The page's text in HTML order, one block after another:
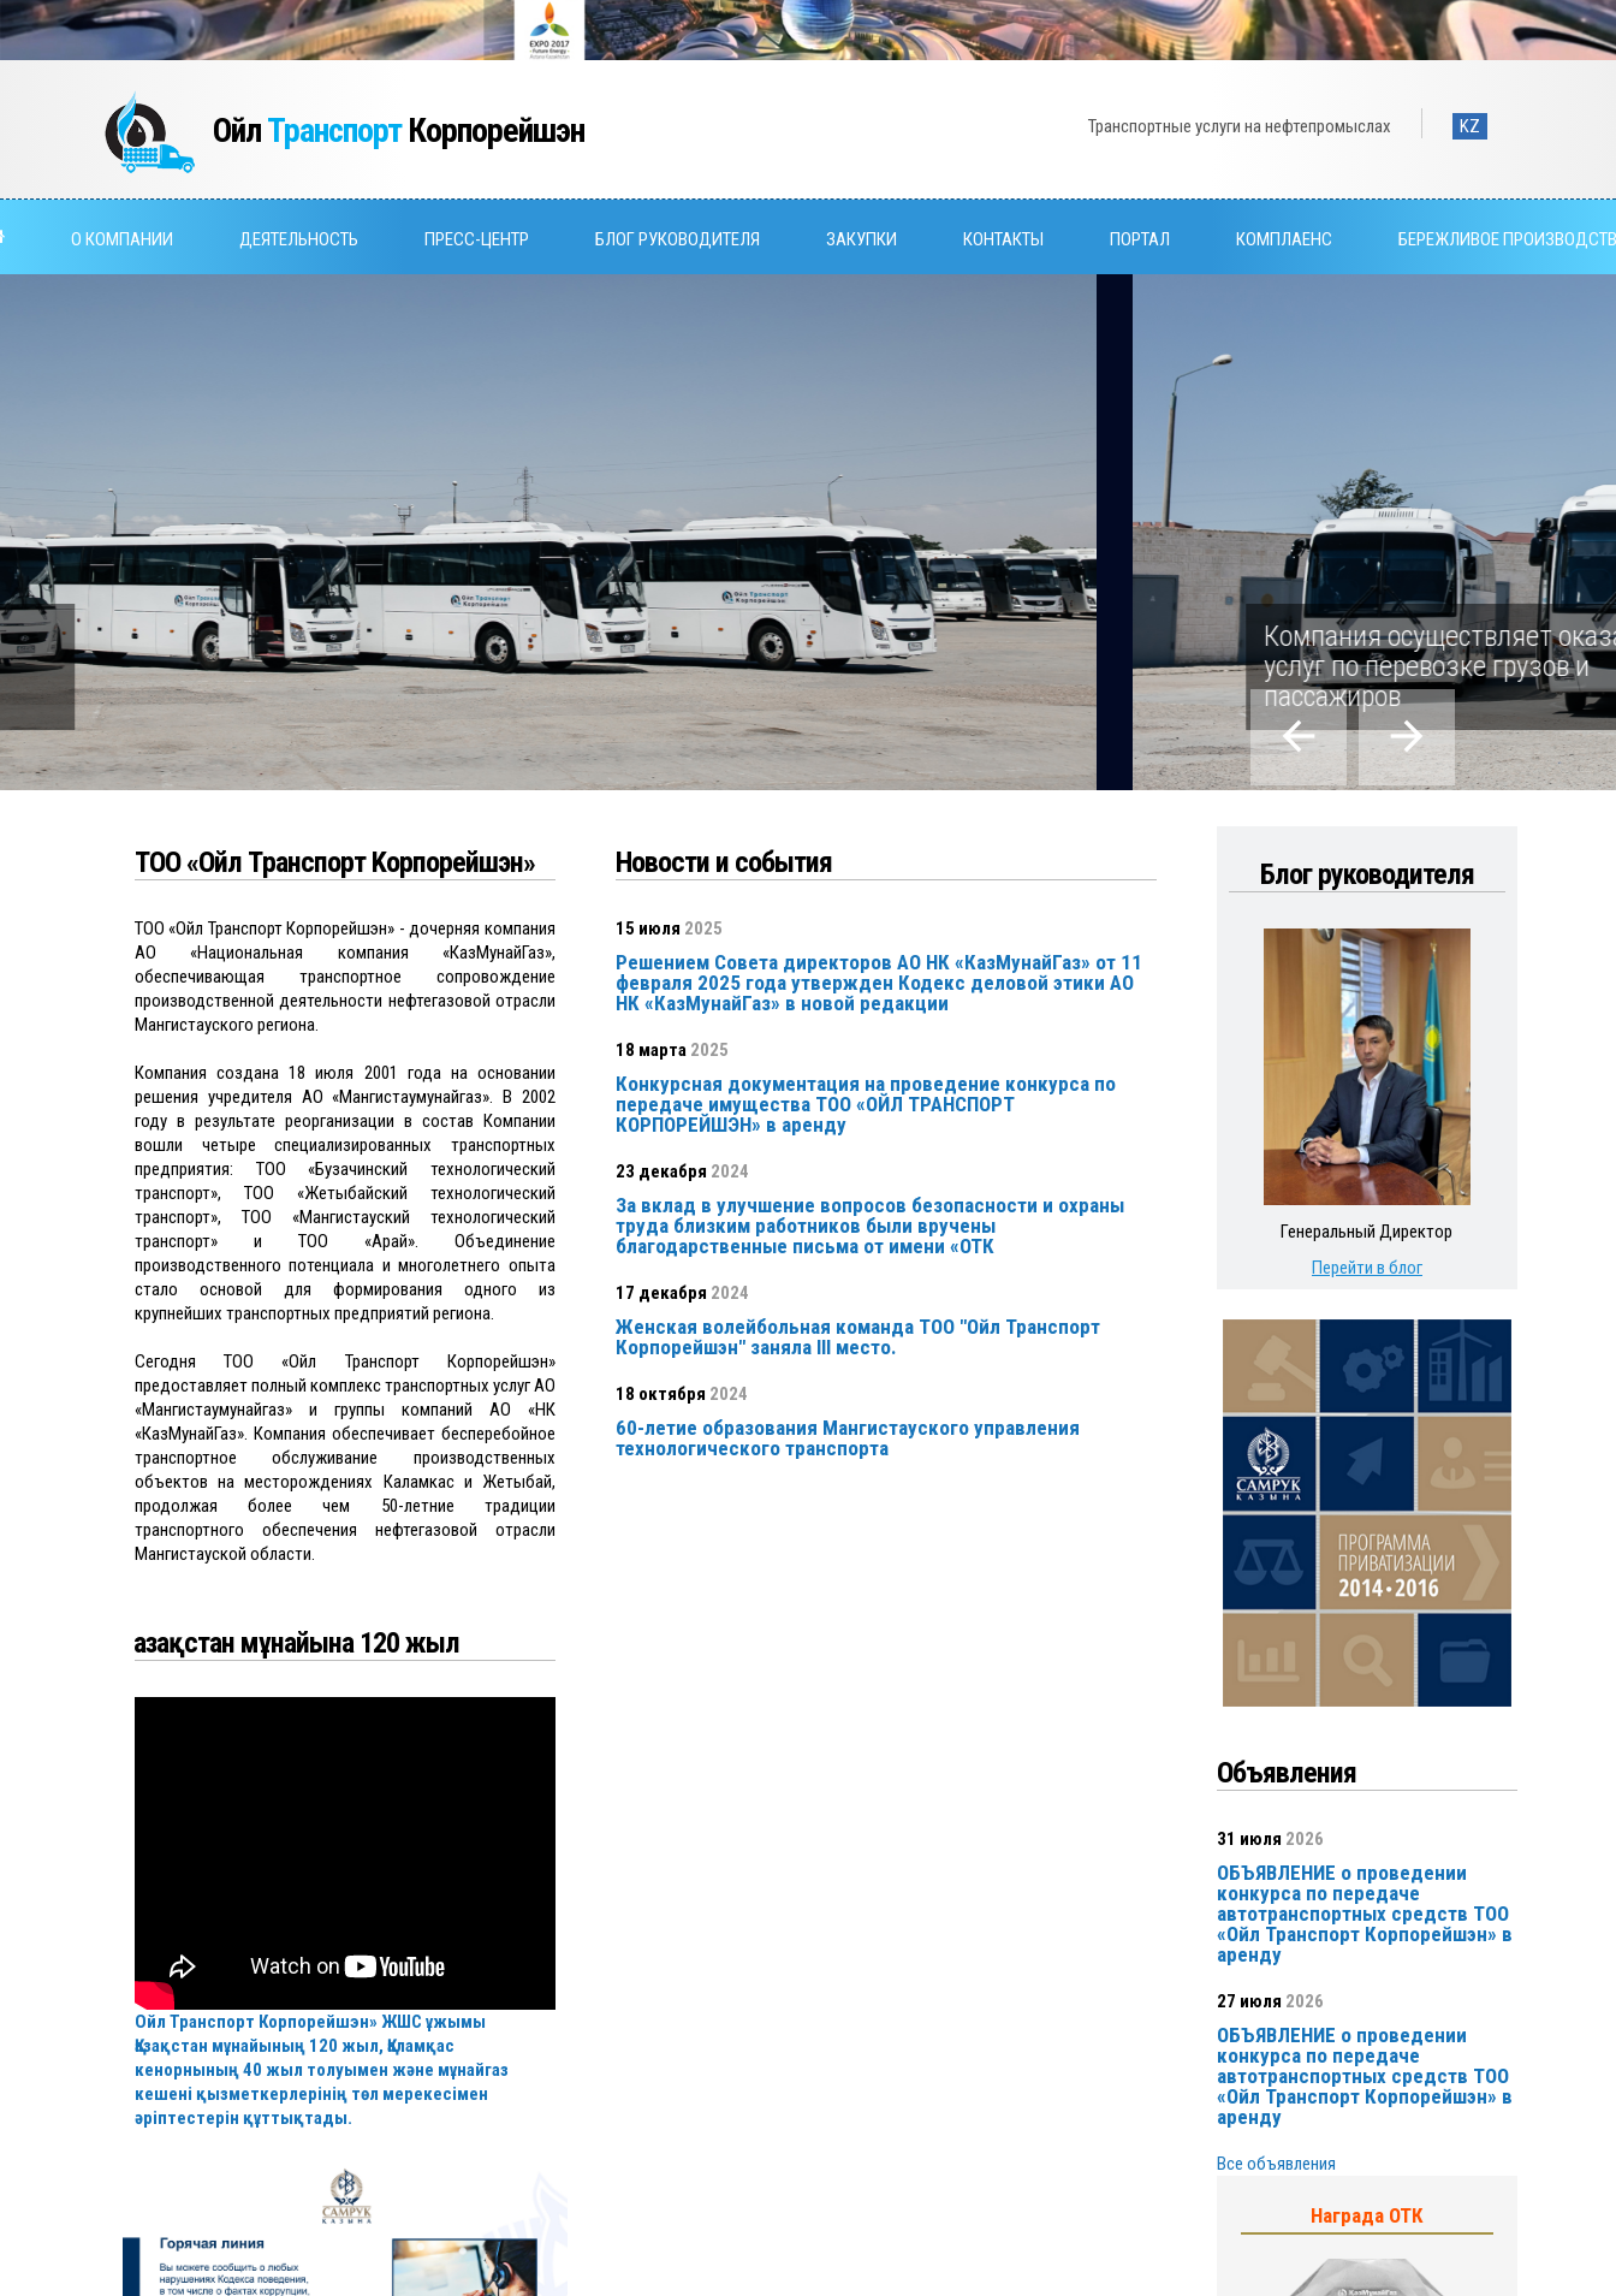
ОйлТранспортКорпорейшэн KZ
Транспортные услуги на нефтепромыслах
О КОМПАНИИ ДЕЯТЕЛЬНОСТЬ ПРЕСС-ЦЕНТР БЛОГ РУКОВОДИТЕЛЯ ЗАКУПКИ КОНТАКТЫ ПОРТАЛ КОМПЛАЕНС БЕРЕЖЛИВОЕ
Компания осуществляет оказание
услуг по перевозке грузов и
пассажиров
ТОО «Ойл Tранспорт Kорпорейшэн»
ТОО «Ойл Транспорт Корпорейшэн» - дочерняя компания
АО «Национальная компания «КазМунайГаз»,
обеспечивающая транспортное сопровождение
производственной деятельности нефтегазовой отрасли
Мангистауского региона.
Компания создана 18 июля 2001 года на основании
решения учредителя АО «Мангистаумунайгаз». В 2002
году в результате реорганизации в состав Компании
вошли четыре специализированных транспортных
предприятия: ТОО «Бузачинский технологический
транспорт», ТОО «Жетыбайский технологический
транспорт», ТОО «Мангистауский технологический
транспорт» и ТОО «Арай». Объединение
производственного потенциала и многолетнего опыта
стало основой для формирования одного из
крупнейших транспортных предприятий региона.
Сегодня ТОО «Ойл Транспорт Корпорейшэн»
предоставляет полный комплекс транспортных услуг АО
«Мангистаумунайгаз» и группы компаний АО «НК
«КазМунайГаз». Компания обеспечивает бесперебойное
транспортное обслуживание производственных
объектов на месторождениях Каламкас и Жетыбай,
продолжая более чем 50-летние традиции
транспортного обеспечения нефтегазовой отрасли
Мангистауской области.
Қазақстан мұнайына 120 жыл
Ойл Транспорт Корпорейшэн» ЖШС ұжымы
Қазақстан мұнайының 120 жыл, Қаламқас
кенорнының 40 жыл толуымен және мұнайгаз
кешені қызметкерлерінің төл мерекесімен
әріптестерін құттықтады.
Новости и события
15 июля 2025
Решением Совета директоров АО НК «КазМунайГаз» от 11
февраля 2025 года утвержден Кодекс деловой этики АО
НК «КазМунайГаз» в новой редакции
18 марта2025
Конкурсная документация на проведение конкурса по
передаче имущества ТОО «ОЙЛ ТРАНСПОРТ
КОРПОРЕЙШЭН» в аренду
23 декабря 2024
За вклад в улучшение вопросов безопасности и охраны
труда близким работников были вручены
благодарственные письма от имени «ОТК
17 декабря 2024
Женская волейбольная команда ТОО "Ойл Транспорт
Корпорейшэн" заняла ІІІ место.
18 октября 2024
60-летие образования Мангистауского управления
технологического транспорта
Блог руководителя
Генеральный Директор
Перейти в блог
Объявления
31 июля 2026
ОБЪЯВЛЕНИЕ о проведении
конкурса по передаче
автотранспортных средств ТОО
«Ойл Транспорт Корпорейшэн» в
аренду
27 июля 2026
ОБЪЯВЛЕНИЕ о проведении
конкурса по передаче
автотранспортных средств ТОО
«Ойл Транспорт Корпорейшэн» в
аренду
Все объявления
Награда ОТК